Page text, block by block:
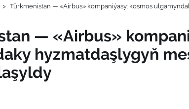
> Türkmenistan — «Airbus» kompaniýasy: kosmos
— «Airbus»
hyzmatdaşlygyň